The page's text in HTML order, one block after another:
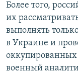
Более того,
их
выполнять
в Украине и
оккупированных
военный